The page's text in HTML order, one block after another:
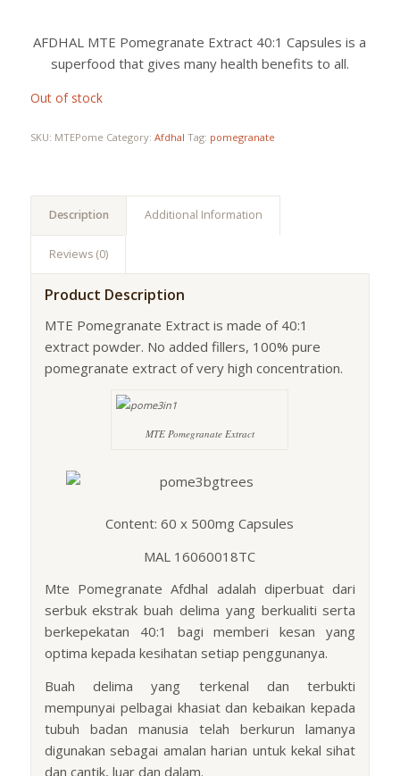
AFDHAL MTE Pomegranate Extract 40:1 Capsules is a
superfood that gives many health benefits to all.
Out of stock
SKU: MTEPome Category: Afdhal Tag: pomegranate
Description Additional Information
Reviews (0)
Product Description
MTE Pomegranate Extract is made of 40:1
extract powder. No added fillers, 100% pure
pomegranate extract of very high concentration.
MTE Pomegranate Extract
Content: 60 x 500mg Capsules
MAL 16060018TC
Mte Pomegranate Afdhal adalah diperbuat dari
serbuk ekstrak buah delima yang berkualiti serta
berkepekatan 40:1 bagi memberi kesan yang
optima kepada kesihatan setiap penggunanya.
Buah delima yang terkenal dan terbukti
mempunyai pelbagai khasiat dan kebaikan kepada
tubuh badan manusia telah berkurun lamanya
digunakan sebagai amalan harian untuk kekal sihat
dan cantik, luar dan dalam.